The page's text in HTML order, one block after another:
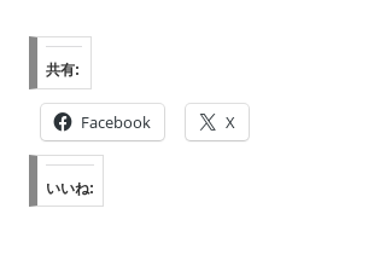
共有:
Facebook X
いいね: